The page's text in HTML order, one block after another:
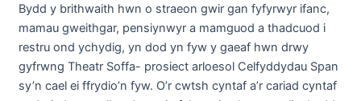
Bydd y brithwaith hwn o straeon gwir gan fyfyrwyr ifanc,
mamau gweithgar, pensiynwyr a mamguod a thadcuod i
restru ond ychydig, yn dod yn fyw y gaeaf hwn drwy
gyfrwng Theatr Soffa- prosiect arloesol Celfyddydau Span
sy’n cael ei ffrydio’n fyw. O’r cwtsh cyntaf a’r cariad cyntaf